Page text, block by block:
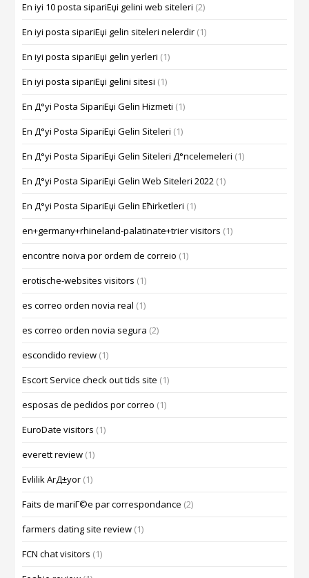
En iyi 10 posta sipariЕџi gelini web siteleri (2)
En iyi posta sipariЕџi gelin siteleri nelerdir (1)
En iyi posta sipariЕџi gelin yerleri (1)
En iyi posta sipariЕџi gelini sitesi (1)
En Д°yi Posta SipariЕџi Gelin Hizmeti (1)
En Д°yi Posta SipariЕџi Gelin Siteleri (1)
En Д°yi Posta SipariЕџi Gelin Siteleri Д°ncelemeleri (1)
En Д°yi Posta SipariЕџi Gelin Web Siteleri 2022 (1)
En Д°yi Posta SipariЕџi Gelin Ећirketleri (1)
en+germany+rhineland-palatinate+trier visitors (1)
encontre noiva por ordem de correio (1)
erotische-websites visitors (1)
es correo orden novia real (1)
es correo orden novia segura (2)
escondido review (1)
Escort Service check out tids site (1)
esposas de pedidos por correo (1)
EuroDate visitors (1)
everett review (1)
Evlilik ArД±yor (1)
Faits de mariГ©e par correspondance (2)
farmers dating site review (1)
FCN chat visitors (1)